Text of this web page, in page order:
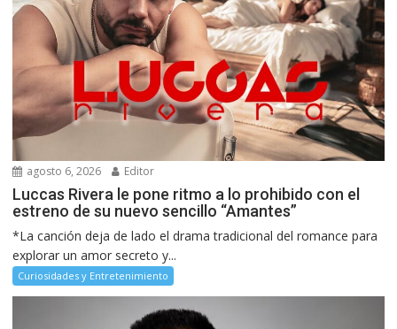
agosto 6, 2026 Editor
Luccas Rivera le pone ritmo a lo prohibido con el
estreno de su nuevo sencillo “Amantes”
*La canción deja de lado el drama tradicional del romance para
explorar un amor secreto y...
Curiosidades y Entretenimiento